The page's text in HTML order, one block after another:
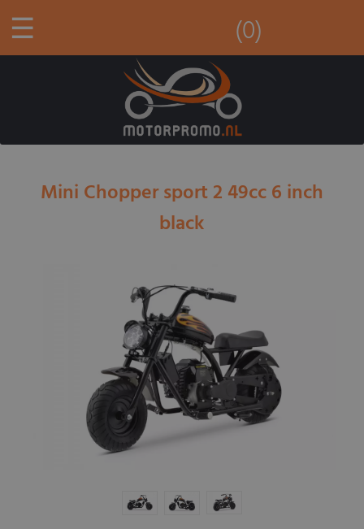
☰ (0)
Mini Chopper sport 2 49cc 6 inch
black